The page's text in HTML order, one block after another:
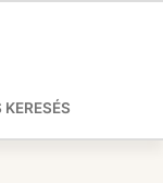
KERESÉS